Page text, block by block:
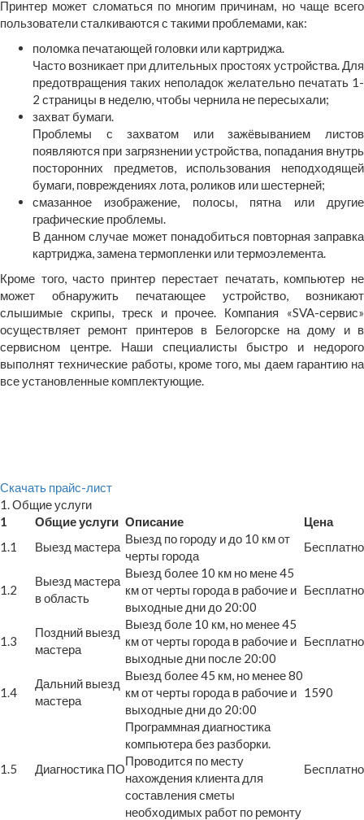
Принтер может сломаться по многим причинам, но чаще всего
пользователи сталкиваются с такими проблемами, как:
поломка печатающей головки или картриджа.
Часто возникает при длительных простоях устройства. Для
предотвращения таких неполадок желательно печатать 1-
2 страницы в неделю, чтобы чернила не пересыхали;
захват бумаги.
Проблемы с захватом или зажёвыванием листов
появляются при загрязнении устройства, попадания внутрь
посторонних предметов, использования неподходящей
бумаги, повреждениях лота, роликов или шестерней;
смазанное изображение, полосы, пятна или другие
графические проблемы.
В данном случае может понадобиться повторная заправка
картриджа, замена термопленки или термоэлемента.
Кроме того, часто принтер перестает печатать, компьютер не
может обнаружить печатающее устройство, возникают
слышимые скрипы, треск и прочее. Компания «SVA-сервис»
осуществляет ремонт принтеров в Белогорске на дому и в
сервисном центре. Наши специалисты быстро и недорого
выполнят технические работы, кроме того, мы даем гарантию на
все установленные комплектующие.
Скачать прайс-лист
1. Общие услуги
1
Общие услуги Описание
Цена
1.1
Выезд мастера
Выезд по городу и до 10 км от
черты города
Бесплатно
1.2
Выезд мастера
в область
Выезд более 10 км но мене 45
км от черты города в рабочие и
выходные дни до 20:00
Бесплатно
1.3
Поздний выезд
мастера
Выезд боле 10 км, но менее 45
км от черты города в рабочие и
выходные дни после 20:00
Бесплатно
1.4
Дальний выезд
мастера
Выезд более 45 км, но менее 80
км от черты города в рабочие и
выходные дни до 20:00
1590
1.5 Диагностика ПО
Программная диагностика
компьютера без разборки.
Проводится по месту
нахождения клиента для
составления сметы
необходимых работ по ремонту
Бесплатно